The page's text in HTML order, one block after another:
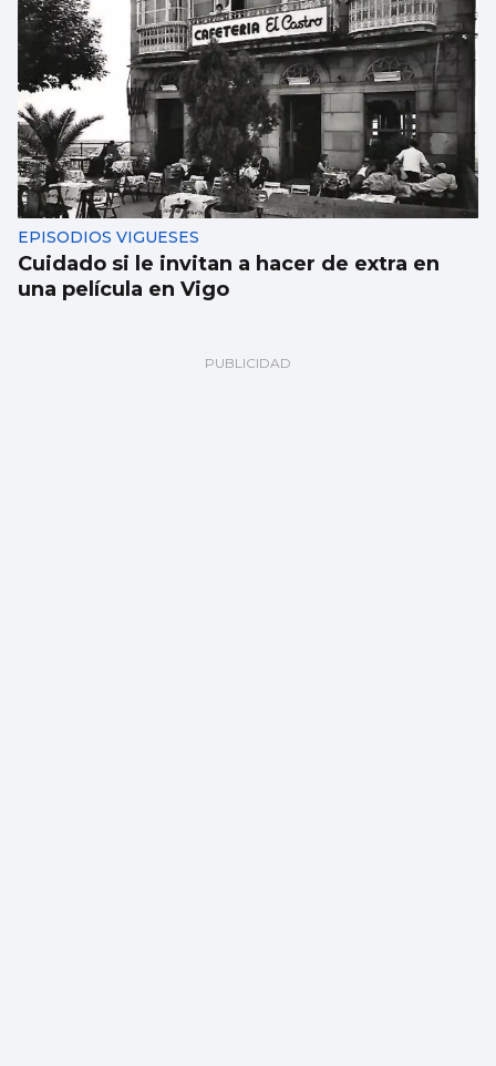
EPISODIOS VIGUESES
Cuidado si le invitan a hacer de extra en
una película en Vigo